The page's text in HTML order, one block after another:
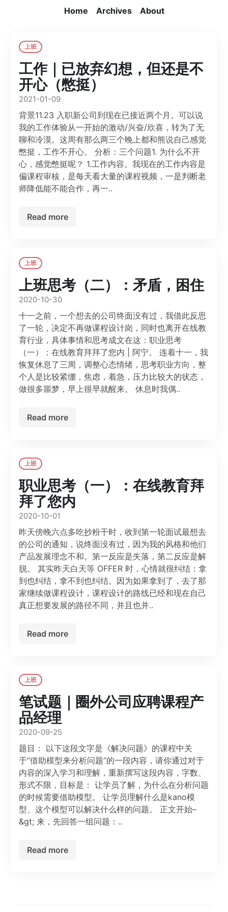
Home Archives About
上班
工作｜已放弃幻想，但还是不
开心（憋挺）
2021-01-09
背景11.23 入职新公司到现在已接近两个月。可以说
我的工作体验从一开始的激动/兴奋/欣喜，转为了无
聊和冷漠。这周有那么两三个晚上都和熊说自己感觉
憋挺，工作不开心。 分析：三个问题1. 为什么不开
心，感觉憋挺呢？ 1.工作内容。我现在的工作内容是
偏课程审核，是每天看大量的课程视频，一是判断老
师降低能不能合作，再一..
Read more
上班
上班思考（二）：矛盾，困住
2020-10-30
十一之前，一个想去的公司终面没有过，我借此反思
了一轮，决定不再做课程设计岗，同时也离开在线教
育行业，具体事情和思考成文在这：职业思考
（一）：在线教育拜拜了您内 | 阿宁。 连着十一，我
恢复休息了三周，调整心态情绪，思考职业方向，整
个人是比较紧绷，焦虑，着急，压力比较大的状态，
做很多噩梦，早上很早就醒来。 休息时我偶..
Read more
上班
职业思考（一）：在线教育拜
拜了您内
2020-10-01
昨天傍晚六点多吃抄粉干时，收到第一轮面试最想去
的公司的通知，说终面没有过，因为我的风格和他们
产品发展理念不和。第一反应是失落，第二反应是解
脱。 其实昨天白天等 OFFER 时，心情就很纠结：拿
到也纠结，拿不到也纠结。因为如果拿到了，去了那
家继续做课程设计，课程设计的路线已经和现在自己
真正想要发展的路径不同，并且也并..
Read more
上班
笔试题｜圈外公司应聘课程产
品经理
2020-09-25
题目： 以下这段文字是《解决问题》的课程中关
于“借助模型来分析问题”的一段内容，请你通过对于
内容的深入学习和理解，重新撰写这段内容，字数、
形式不限，目标是： 让学员了解，为什么在分析问题
的时候需要借助模型。 让学员理解什么是kano模
型、这个模型可以解决什么样的问题。 正文开始–
&gt; 来，先回答一组问题：..
Read more